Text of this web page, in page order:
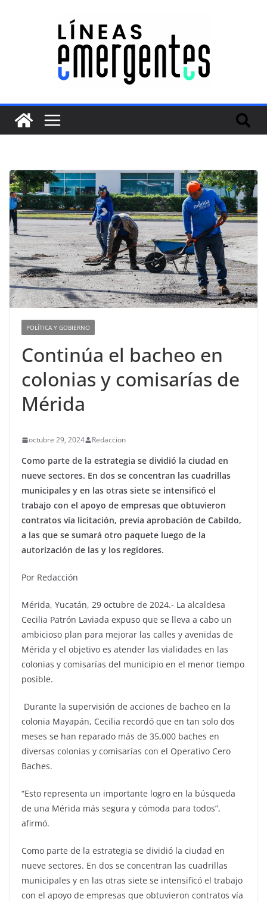
POLÍTICA Y GOBIERNO
Continúa el bacheo en
colonias y comisarías de
Mérida
octubre 29, 2024 Redaccion
Como parte de la estrategia se dividió la ciudad en
nueve sectores. En dos se concentran las cuadrillas
municipales y en las otras siete se intensificó el
trabajo con el apoyo de empresas que obtuvieron
contratos vía licitación, previa aprobación de Cabildo,
a las que se sumará otro paquete luego de la
autorización de las y los regidores.
Por Redacción
Mérida, Yucatán, 29 octubre de 2024.- La alcaldesa
Cecilia Patrón Laviada expuso que se lleva a cabo un
ambicioso plan para mejorar las calles y avenidas de
Mérida y el objetivo es atender las vialidades en las
colonias y comisarías del municipio en el menor tiempo
posible.
Durante la supervisión de acciones de bacheo en la
colonia Mayapán, Cecilia recordó que en tan solo dos
meses se han reparado más de 35,000 baches en
diversas colonias y comisarías con el Operativo Cero
Baches.
“Esto representa un importante logro en la búsqueda
de una Mérida más segura y cómoda para todos”,
afirmó.
Como parte de la estrategia se dividió la ciudad en
nueve sectores. En dos se concentran las cuadrillas
municipales y en las otras siete se intensificó el trabajo
con el apoyo de empresas que obtuvieron contratos vía